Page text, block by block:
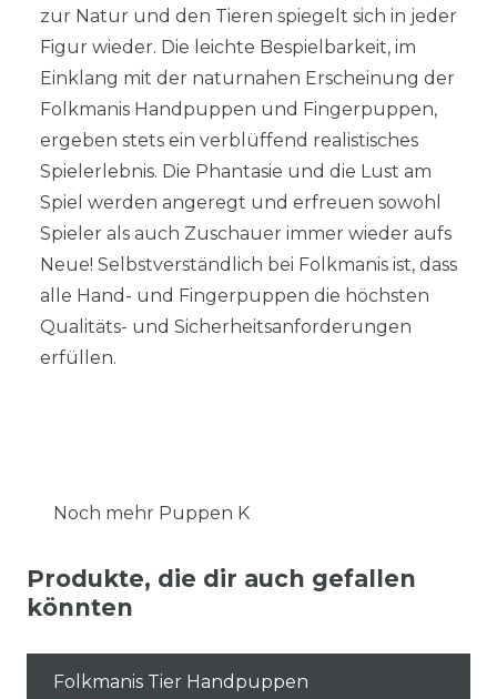
zur Natur und den Tieren spiegelt sich in jeder
Figur wieder. Die leichte Bespielbarkeit, im
Einklang mit der naturnahen Erscheinung der
Folkmanis Handpuppen und Fingerpuppen,
ergeben stets ein verblüffend realistisches
Spielerlebnis. Die Phantasie und die Lust am
Spiel werden angeregt und erfreuen sowohl
Spieler als auch Zuschauer immer wieder aufs
Neue! Selbstverständlich bei Folkmanis ist, dass
alle Hand- und Fingerpuppen die höchsten
Qualitäts- und Sicherheitsanforderungen
erfüllen.
Noch mehr Puppen K
Produkte, die dir auch gefallen
könnten
Folkmanis Tier Handpuppen